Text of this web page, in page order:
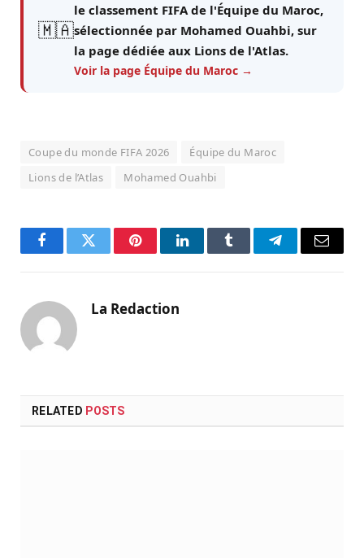
🇲🇦
le classement FIFA de l'Équipe du Maroc,
sélectionnée par Mohamed Ouahbi, sur
la page dédiée aux Lions de l'Atlas.
Voir la page Équipe du Maroc →
Coupe du monde FIFA 2026
Équipe du Maroc
Lions de l’Atlas
Mohamed Ouahbi
FacebookTwitter PinterestLinkedInTumblr TelegramEmail
La Redaction
RELATED POSTS